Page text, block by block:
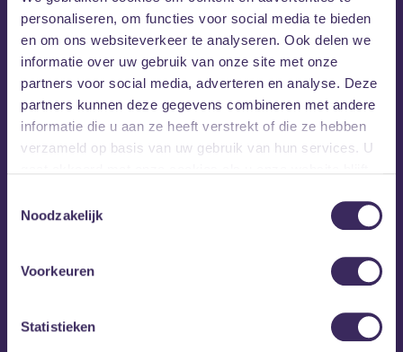
personaliseren, om functies voor social media te bieden
en om ons websiteverkeer te analyseren. Ook delen we
informatie over uw gebruik van onze site met onze
partners voor social media, adverteren en analyse. Deze
partners kunnen deze gegevens combineren met andere
informatie die u aan ze heeft verstrekt of die ze hebben
verzameld op basis van uw gebruik van hun services. U
Noodzakelijk
Voorkeuren
Statistieken
Met een subtiele smaak voor inpakkende zang schokken en
spinnen met precies de juiste hoeveelheid beats en
uitstrijkjes van elektronische tempera. Patchesis een must
voor iedereen met een zwak voor melancholische verhalen
en sensuele ontmoetingen.